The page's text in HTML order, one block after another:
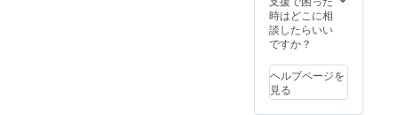
時はどこに相
談したらいい
ですか？
ヘルプページを
見る